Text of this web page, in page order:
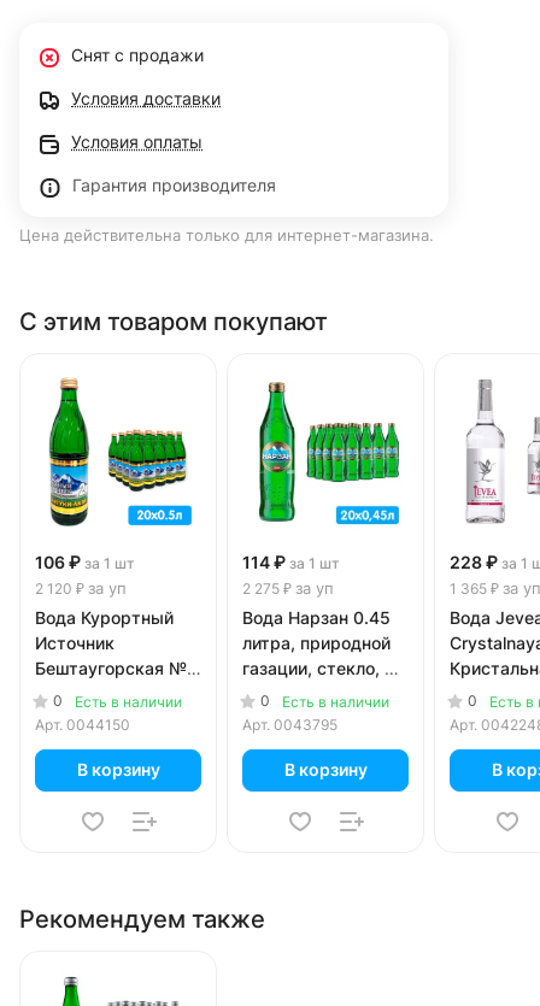
Снят с продажи
Условия доставки
Условия оплаты
Гарантия производителя
Цена действительна только для интернет-магазина.
С этим товаром покупают
106 ₽ за 1 шт
2 120 ₽ за уп
Вода Курортный
Источник
Бештаугорская №2
0.5 литра, газ,
стекло, 20 шт. в уп.
0
Есть в наличии
Арт. 0044150
В корзину
114 ₽ за 1 шт
2 275 ₽ за уп
Вода Нарзан 0.45
литра, природной
газации, стекло, 20
шт. в уп.
0
Есть в наличии
Арт. 0043795
В корзину
228 ₽ за 1
1 365 ₽ за уп
Вода
литра, без
стекло, 6
0
Есть в
Арт.
В
Рекомендуем также